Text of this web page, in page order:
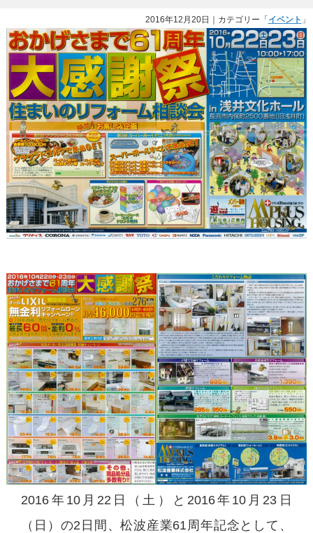
2016年12月20日 ｜カテゴリー「 イベント 」
2016年10月22日（土）と2016年10月23日
（日）の2日間、松波産業61周年記念として、